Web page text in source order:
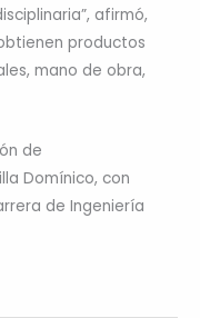
afirmó,
productos
mano de obra,
de
Domínico, con
de Ingeniería